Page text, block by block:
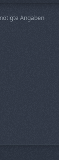
Angaben